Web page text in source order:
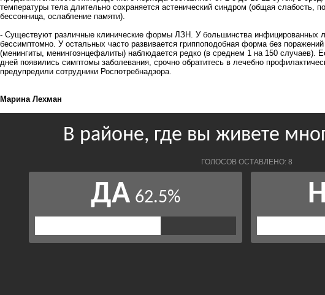
температуры тела длительно сохраняется астенический синдром (общая слабость,
бессонница, ослабление памяти).
- Существуют различные клинические формы ЛЗН. У большинства инфицированных
бессимптомно. У остальных часто развивается гриппоподобная форма без
(менингиты, менингоэнцефалиты) наблюдается редко (в среднем 1 на 150 случаев).
дней появились симптомы заболевания, срочно обратитесь в лечебно
предупредили сотрудники Роспотребнадзора.
Марина Лехман